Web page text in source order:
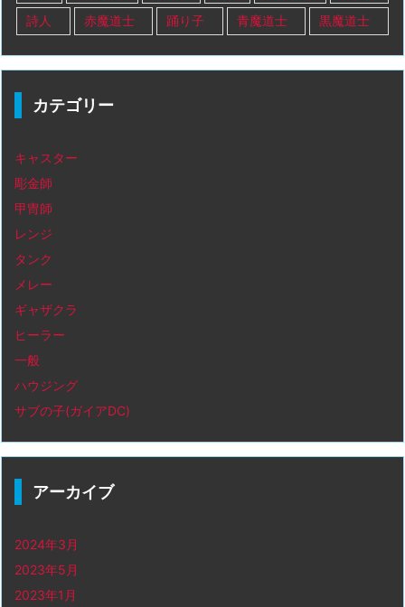
詩人 赤魔道士 踊り子 青魔道士 黒魔道士
カテゴリー
キャスター
彫金師
甲冑師
レンジ
タンク
メレー
ギャザクラ
ヒーラー
一般
ハウジング
サブの子(ガイアDC)
アーカイブ
2024年3月
2023年5月
2023年1月